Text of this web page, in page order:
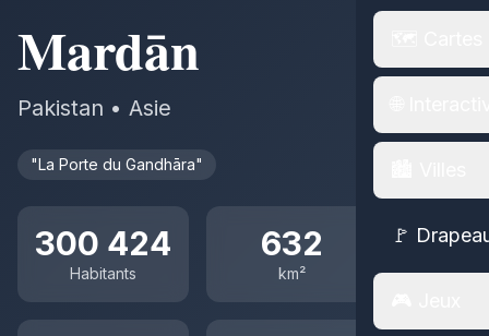
🚩
Mardān
Pakistan • Asie
"La Porte du Gandhāra"
300 424
Habitants
632
km²